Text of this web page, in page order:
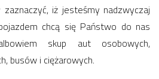
iż jesteśmy nadzwyczaj
chcą się Państwo do nas
skup aut osobowych,
busów i ciężarowych.